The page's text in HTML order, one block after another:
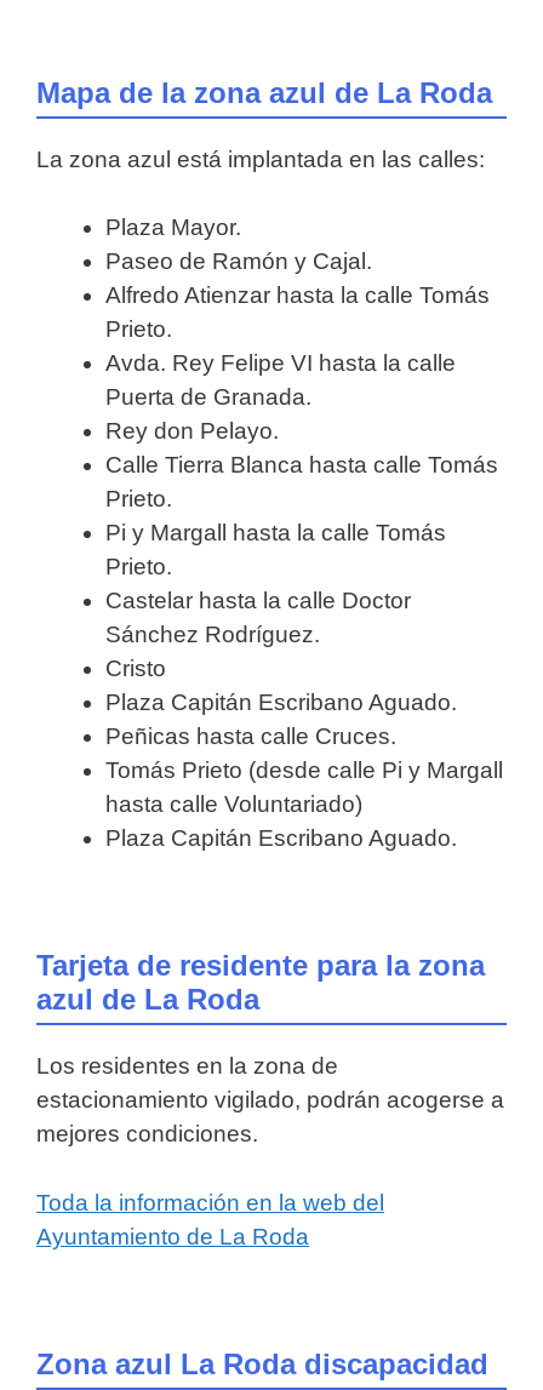
Mapa de la zona azul de La Roda
La zona azul está implantada en las calles:
Plaza Mayor.
Paseo de Ramón y Cajal.
Alfredo Atienzar hasta la calle Tomás
Prieto.
Avda. Rey Felipe VI hasta la calle
Puerta de Granada.
Rey don Pelayo.
Calle Tierra Blanca hasta calle Tomás
Prieto.
Pi y Margall hasta la calle Tomás
Prieto.
Castelar hasta la calle Doctor
Sánchez Rodríguez.
Cristo
Plaza Capitán Escribano Aguado.
Peñicas hasta calle Cruces.
Tomás Prieto (desde calle Pi y Margall
hasta calle Voluntariado)
Plaza Capitán Escribano Aguado.
Tarjeta de residente para la zona
azul de La Roda
Los residentes en la zona de
estacionamiento vigilado, podrán acogerse a
mejores condiciones.
Toda la información en la web del
Ayuntamiento de La Roda
Zona azul La Roda discapacidad